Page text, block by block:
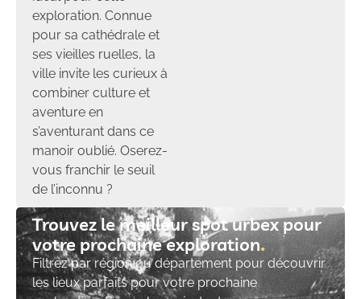
exploration. Connue
pour sa cathédrale et
ses vieilles ruelles, la
ville invite les curieux à
combiner culture et
aventure en
s’aventurant dans ce
manoir oublié. Oserez-
vous franchir le seuil
de l’inconnu ?
Trouvez le meilleur spot urbex pour
votre prochaine exploration​
Filtrez par région ou département pour découvrir
les lieux parfaits pour votre prochaine